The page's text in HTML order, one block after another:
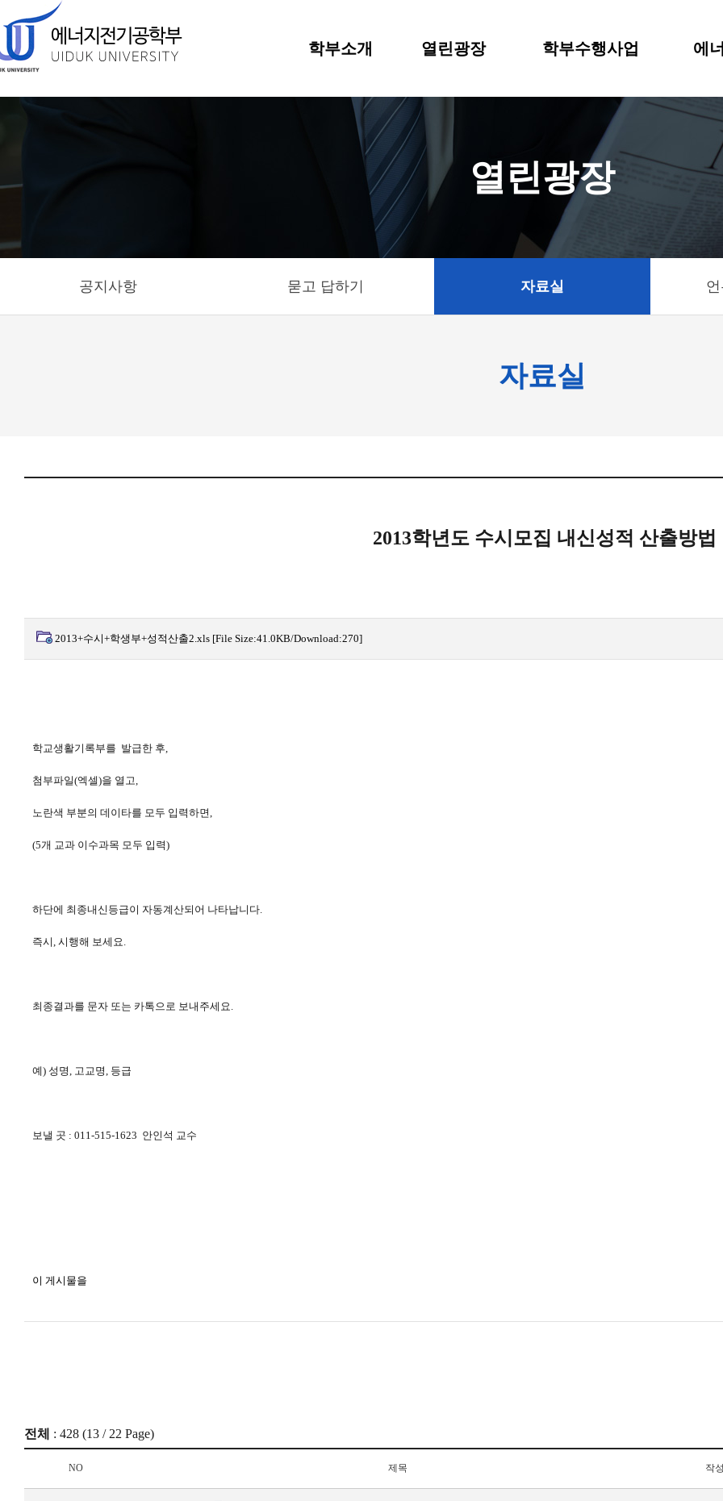
학부소개 열린광장 학부수행사업 에
열린광장
공지사항 묻고 답하기 자료실
자료실
2013학년도 수시모집 내신성적 산출방법
2013+수시+학생부+성적산출2.xls [File Size:41.0KB/Download:270]
학교생활기록부를 발급한 후,
첨부파일(엑셀)을 열고,
노란색 부분의 데이타를 모두 입력하면,
(5개 교과 이수과목 모두 입력)
하단에 최종내신등급이 자동계산되어 나타납니다.
즉시, 시행해 보세요.
최종결과를 문자 또는 카톡으로 보내주세요.
예) 성명, 고교명, 등급
보낼 곳 : 011-515-1623 안인석 교수
이 게시물을
전체 : 428 (13 / 22 Page)
NO 제목 작